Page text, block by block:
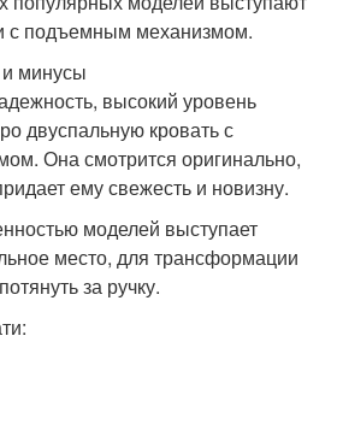
с подъемным механизмом.
минусы
высокий уровень
двуспальную кровать с
Она смотрится оригинально,
ему свежесть и новизну.
моделей выступает
место, для трансформации
за ручку.